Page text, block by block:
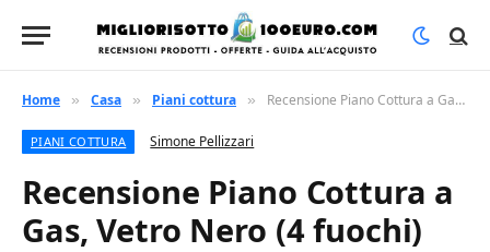
Home » Casa » Piani cottura » Recensione Piano Cottura a Gas, Vetro Nero (4 fuochi)
PIANI COTTURA Simone Pellizzari
Recensione Piano Cottura a
Gas, Vetro Nero (4 fuochi)